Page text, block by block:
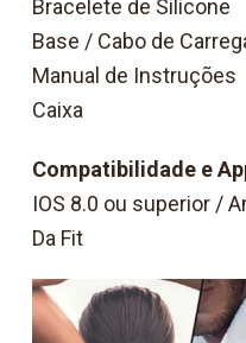
Bracelete de Silicone
Base / Cabo de
Manual de Instruções
Caixa
Compatibilidade e
IOS 8.0 ou superior /
Da Fit